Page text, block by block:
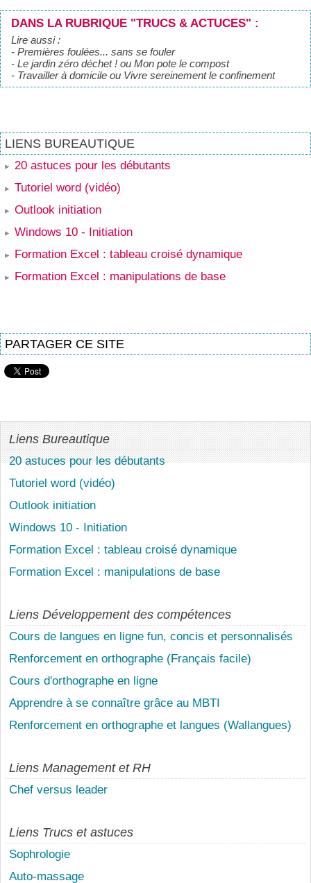
DANS LA RUBRIQUE "TRUCS & ACTUCES" :
Lire aussi :
- Premières foulées... sans se fouler
- Le jardin zéro déchet ! ou Mon pote le compost
- Travailler à domicile ou Vivre sereinement le confinement
LIENS BUREAUTIQUE
20 astuces pour les débutants
Tutoriel word (vidéo)
Outlook initiation
Windows 10 - Initiation
Formation Excel : tableau croisé dynamique
Formation Excel : manipulations de base
PARTAGER CE SITE
Liens Bureautique
20 astuces pour les débutants
Tutoriel word (vidéo)
Outlook initiation
Windows 10 - Initiation
Formation Excel : tableau croisé dynamique
Formation Excel : manipulations de base
Liens Développement des compétences
Cours de langues en ligne fun, concis et personnalisés
Renforcement en orthographe (Français facile)
Cours d'orthographe en ligne
Apprendre à se connaître grâce au MBTI
Renforcement en orthographe et langues (Wallangues)
Liens Management et RH
Chef versus leader
Liens Trucs et astuces
Sophrologie
Auto-massage